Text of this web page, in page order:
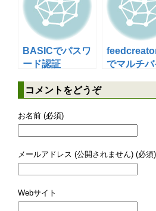
45
46
47
48
49
50
52
53
54
55
58
61
62
If
Then
If
c = 6 Then
Ifc = Then
If
Then
Return
z
End
Function
SubAmida.
Ifn =1 Then
Ifn =6 Then
'-----------
FunctionAmida.judge
BASICでパスワ
ード認証
でマルチバ
コメントをどうぞ
お名前 (必須)
メールアドレス (公開されません) (必須)
Webサイト